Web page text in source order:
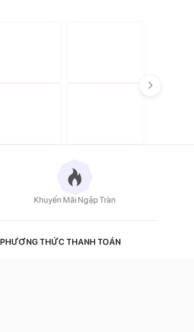
Khuyến Mãi Ngập Tràn
PHƯƠNG THỨC THANH TOÁN